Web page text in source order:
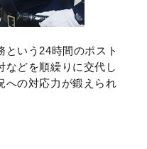
という24時間のポスト
などを順繰りに交代し
への対応力が鍛えられ